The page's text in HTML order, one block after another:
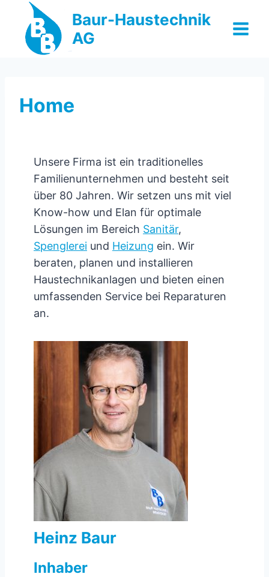
Inhalt
springen
Baur-Haustechnik
AG
Home
Unsere Firma ist ein traditionelles
Familienunternehmen und besteht seit
über 80 Jahren. Wir setzen uns mit viel
Know-how und Elan für optimale
Lösungen im Bereich Sanitär,
Spenglerei und Heizung ein. Wir
beraten, planen und installieren
Haustechnikanlagen und bieten einen
umfassenden Service bei Reparaturen
an.
Heinz Baur
Inhaber